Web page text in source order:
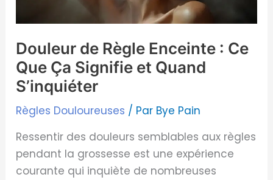
Douleur de Règle Enceinte : Ce
Que Ça Signifie et Quand
S’inquiéter
Règles Douloureuses / Par Bye Pain
Ressentir des douleurs semblables aux règles
pendant la grossesse est une expérience
courante qui inquiète de nombreuses
et
Quand
S’inquiéter